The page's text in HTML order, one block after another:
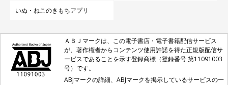
参考・写真／「ねこのきもち」2019年10月号『“できない”も “できてるつも
いぬ・ねこのきもちアプリ
ＡＢＪマークは、この電子書店・電子書籍配信サービス
が、著作権者からコンテンツ使用許諾を得た正規版配信サ
ービスであることを示す登録商標（登録番号 第11091003
号）です。
ABJマークの詳細、ABJマークを掲示しているサービスの一